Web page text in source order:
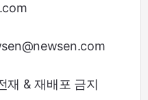
& 재배포 금지